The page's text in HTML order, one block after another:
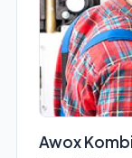
Awox